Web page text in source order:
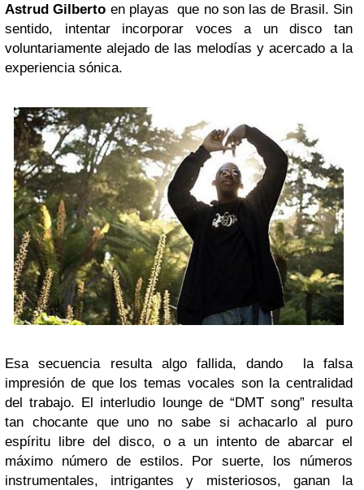
Astrud Gilberto en playas que no son las de Brasil. Sin
sentido, intentar incorporar voces a un disco tan
voluntariamente alejado de las melodías y acercado a la
experiencia sónica.
Esa secuencia resulta algo fallida, dando la falsa
impresión de que los temas vocales son la centralidad
del trabajo. El interludio lounge de “DMT song” resulta
tan chocante que uno no sabe si achacarlo al puro
espíritu libre del disco, o a un intento de abarcar el
máximo número de estilos. Por suerte, los números
instrumentales, intrigantes y misteriosos, ganan la